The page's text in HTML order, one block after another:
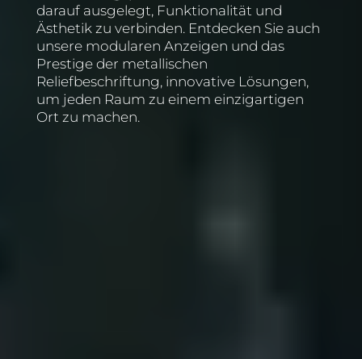
darauf ausgelegt, Funktionalität und
Ästhetik zu verbinden. Entdecken Sie auch
unsere modularen Anzeigen und das
Prestige der metallischen
Reliefbeschriftung, innovative Lösungen,
um jeden Raum zu einem einzigartigen
Ort zu machen.